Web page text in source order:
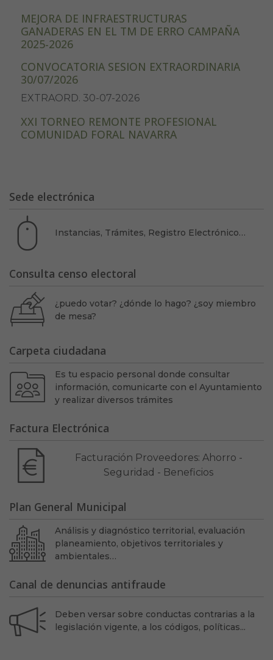
MEJORA DE INFRAESTRUCTURAS
GANADERAS EN EL TM DE ERRO CAMPAÑA
2025-2026
CONVOCATORIA SESION EXTRAORDINARIA
30/07/2026
EXTRAORD. 30-07-2026
XXI TORNEO REMONTE PROFESIONAL
COMUNIDAD FORAL NAVARRA
Sede electrónica
Instancias, Trámites, Registro Electrónico…
Consulta censo electoral
¿puedo votar? ¿dónde lo hago? ¿soy miembro
de mesa?
Carpeta ciudadana
Es tu espacio personal donde consultar
información, comunicarte con el Ayuntamiento
y realizar diversos trámites
Factura Electrónica
Facturación Proveedores: Ahorro -
Seguridad - Beneficios
Plan General Municipal
Análisis y diagnóstico territorial, evaluación
planeamiento, objetivos territoriales y
ambientales…
Canal de denuncias antifraude
Deben versar sobre conductas contrarias a la
legislación vigente, a los códigos, políticas...